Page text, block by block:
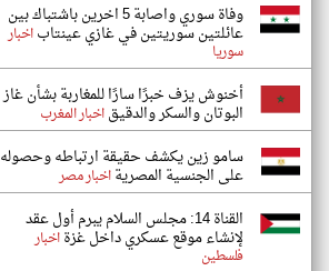
وفاة سوري واصابة 5 اخرين باشتباك بين
عائلتين سوريتين في غازي عينتاباخبار
سوريا
أخنوش يزف خبرًا سارًا للمغاربة بشأن غاز
البوتان والسكر والدقيقاخبار المغرب
سامو زين يكشف حقيقة ارتباطه وحصوله
على الجنسية المصريةاخبار مصر
القناة 14: مجلس السلام يبرم أول عقد
لإنشاء موقع عسكري داخل غزةاخبار
فلسطين